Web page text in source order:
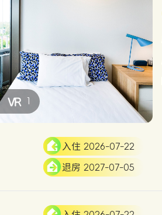
1
入住 2026-07-22
退房 2027-07-05